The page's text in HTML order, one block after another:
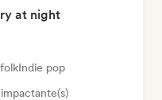
at night
Indie pop